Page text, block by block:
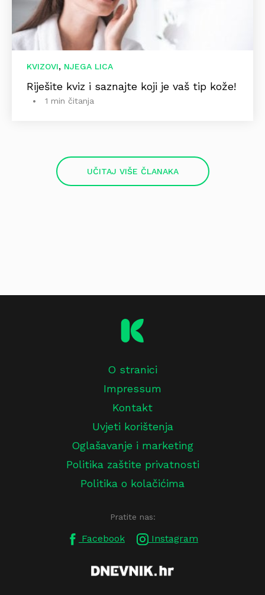
KVIZOVI, NJEGA LICA
Riješite kviz i saznajte koji je vaš tip kože!
1 min čitanja
UČITAJ VIŠE ČLANAKA
O stranici
Impressum
Kontakt
Uvjeti korištenja
Oglašavanje i marketing
Politika zaštite privatnosti
Politika o kolačićima
Pratite nas:
Facebook Instagram